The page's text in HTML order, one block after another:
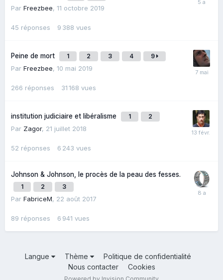
Par Freezbee, 11 octobre 2019
45 réponses 9 388 vues
Peine de mort 1 2 3 4 9
Par Freezbee, 10 mai 2019
266 réponses 31 168 vues
institution judiciaire et libéralisme 1 2
Par Zagor, 21 juillet 2018
52 réponses 6 243 vues
Johnson & Johnson, le procès de la peau des fesses.
1 2 3
Par FabriceM, 22 août 2017
89 réponses 6 941 vues
Langue Thème
Politique de confidentialité
Nous contacter
Cookies